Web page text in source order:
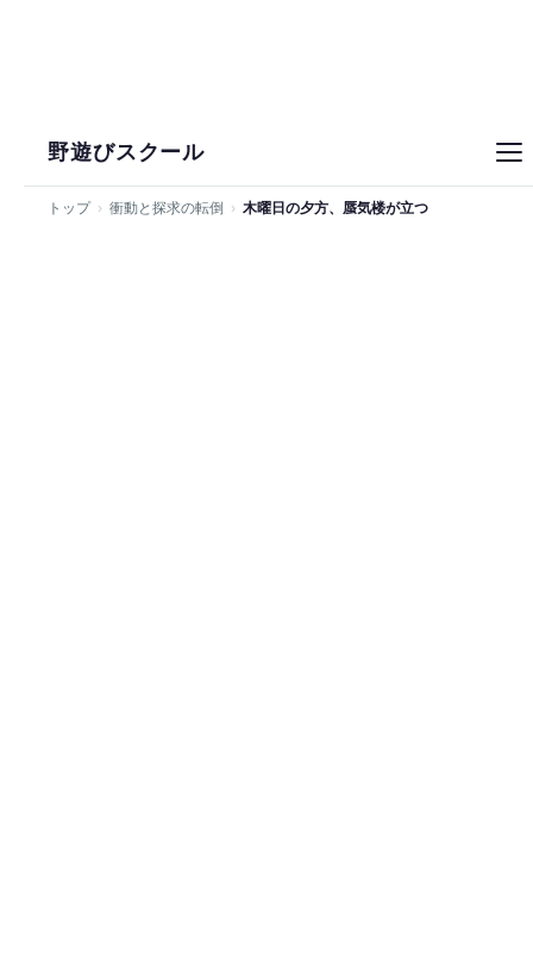
野遊びスクール
トップ › 衝動と探求の転倒 › 木曜日の夕方、蜃気楼が立つ